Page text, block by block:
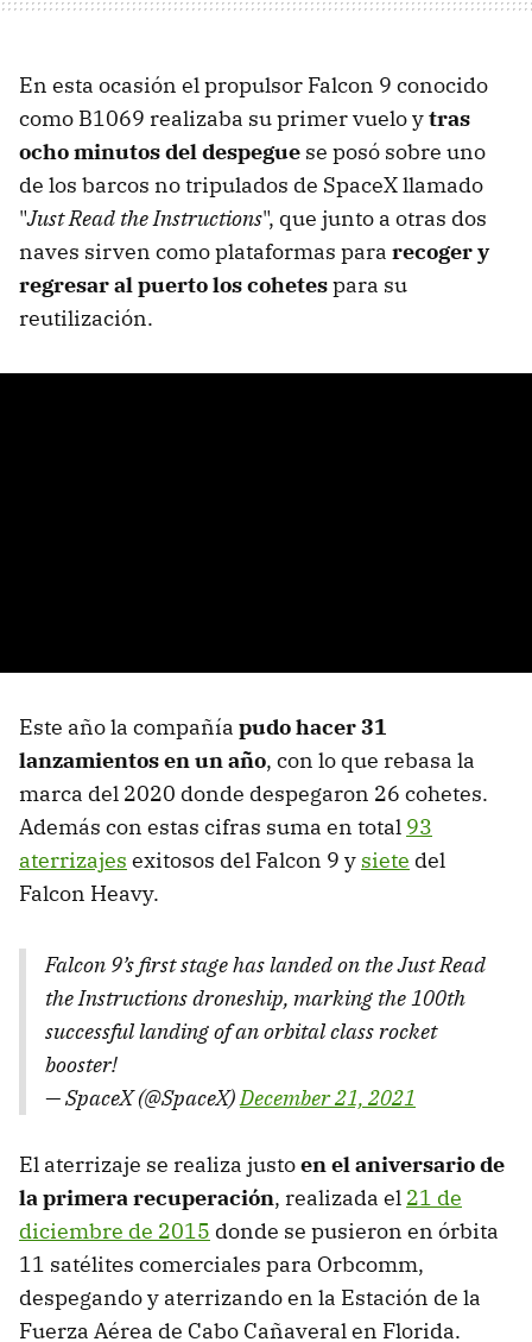
En esta ocasión el propulsor Falcon 9 conocido
como B1069 realizaba su primer vuelo ytras
ocho minutos del despegue se posó sobre uno
de los barcos no tripulados de SpaceX llamado
"Just Read the Instructions", que junto a otras dos
naves sirven como plataformas para recoger y
regresar al puerto los cohetespara su
reutilización.
Este año la compañía pudo hacer 31
lanzamientos en un año, con lo que rebasa la
marca del 2020 donde despegaron 26 cohetes.
Además con estas cifras suma en total 93
aterrizajes exitosos del Falcon 9 y siete del
Falcon Heavy.
Falcon 9’s first stage has landed on the Just Read
the Instructions droneship, marking the 100th
successful landing of an orbital class rocket
booster!
— SpaceX (@SpaceX)December 21, 2021
El aterrizaje se realiza justoen el aniversario de
la primera recuperación, realizada el 21 de
diciembre de 2015 donde se pusieron en órbita
11 satélites comerciales para Orbcomm,
despegando y aterrizando en la Estación de la
Fuerza Aérea de Cabo Cañaveral en Florida.